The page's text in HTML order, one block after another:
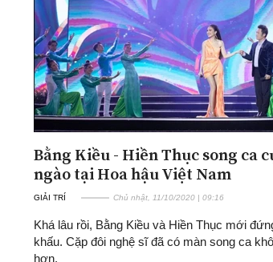
Bằng Kiều - Hiền Thục song ca
ngào tại Hoa hậu Việt Nam
GIẢI TRÍ Chủ nhật, 11/10/2020 | 09:16
Khá lâu rồi, Bằng Kiều và Hiền Thục mới
khấu. Cặp đôi nghệ sĩ đã có màn song ca
hơn.